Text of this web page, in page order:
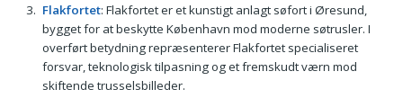
Flakfortet: Flakfortet er et kunstigt anlagt søfort i Øresund,
bygget for at beskytte København mod moderne søtrusler. I
overført betydning repræsenterer Flakfortet specialiseret
forsvar, teknologisk tilpasning og et fremskudt værn mod
skiftende trusselsbilleder.